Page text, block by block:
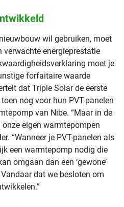
wil gebruiken, moet
verwachte energieprestatie
moet je
forfaitaire waarde
dat Triple Solar de eerste
nog voor hun PVT-panelen
van Nibe. “Maar in de
eigen warmtepompen
“Wanneer je PVT-panelen als
een warmtepomp nodig die
omgaan dan een ‘gewone’
dat we besloten om